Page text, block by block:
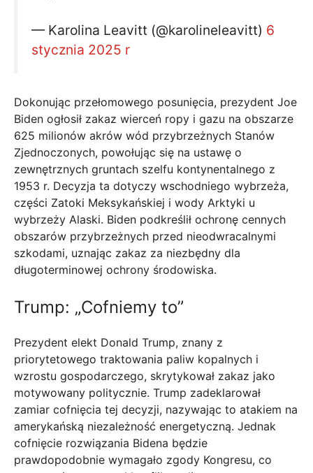
— Karolina Leavitt (@karolineleavitt) 6
stycznia 2025 r
Dokonując przełomowego posunięcia, prezydent Joe
Biden ogłosił zakaz wierceń ropy i gazu na obszarze
625 milionów akrów wód przybrzeżnych Stanów
Zjednoczonych, powołując się na ustawę o
zewnętrznych gruntach szelfu kontynentalnego z
1953 r. Decyzja ta dotyczy wschodniego wybrzeża,
części Zatoki Meksykańskiej i wody Arktyki u
wybrzeży Alaski. Biden podkreślił ochronę cennych
obszarów przybrzeżnych przed nieodwracalnymi
szkodami, uznając zakaz za niezbędny dla
długoterminowej ochrony środowiska.
Trump: „Cofniemy to”
Prezydent elekt Donald Trump, znany z
priorytetowego traktowania paliw kopalnych i
wzrostu gospodarczego, skrytykował zakaz jako
motywowany politycznie. Trump zadeklarował
zamiar cofnięcia tej decyzji, nazywając to atakiem na
amerykańską niezależność energetyczną. Jednak
cofnięcie rozwiązania Bidena będzie
prawdopodobnie wymagało zgody Kongresu, co